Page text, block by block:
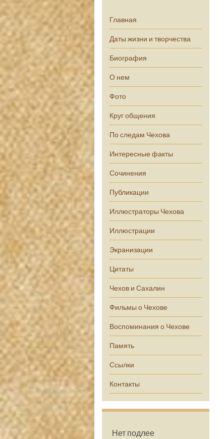
Главная
Даты жизни и творчества
Биография
О нем
Фото
Круг общения
По следам Чехова
Интересные факты
Сочинения
Публикации
Иллюстраторы Чехова
Иллюстрации
Экранизации
Цитаты
Чехов и Сахалин
Фильмы о Чехове
Воспоминания о Чехове
Память
Ссылки
Контакты
Нет подлее